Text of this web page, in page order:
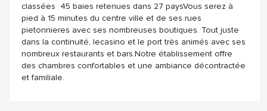
classées 45 baies retenues dans 27 paysVous serez à
pied à 15 minutes du centre ville et de ses rues
pietonnieres avec ses nombreuses boutiques. Tout juste
dans la continuité, lecasino et le port très animés avec ses
nombreux restaurants et bars.Notre établissement offre
des chambres confortables et une ambiance décontractée
et familiale.